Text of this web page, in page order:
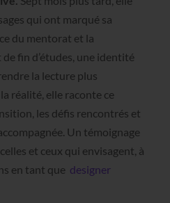
qui ont marqué sa
du mentorat et la
fin d’études, une identité
la lecture plus
réalité, elle raconte ce
les défis rencontrés et
Un témoignage
et ceux qui envisagent, à
en tant que designer